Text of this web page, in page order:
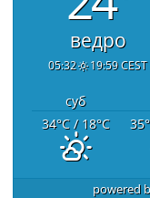
ведро
05:32 19:59 CEST
суб
34°C/ 18°C 35
powered